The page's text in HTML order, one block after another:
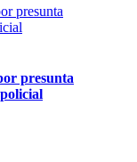
presunta